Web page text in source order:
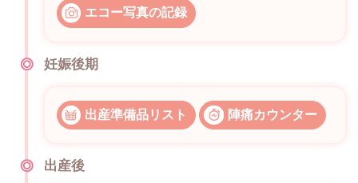
エコー写真の記録
妊娠後期
出産準備品リスト 陣痛カウンター
出産後